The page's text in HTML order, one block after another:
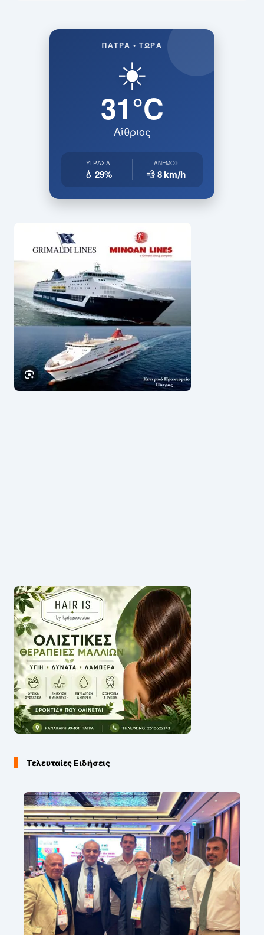
ΠΆΤΡΑ • ΤΏΡΑ
☀️
31°C
Αίθριος
ΥΓΡΑΣΊΑ
💧 29%
ΆΝΕΜΟΣ
💨 8km/h
Τελευταίες Ειδήσεις